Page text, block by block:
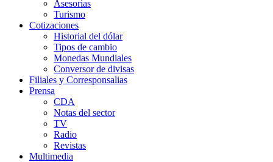
Asesorias
Turismo
Cotizaciones
Historial del dólar
Tipos de cambio
Monedas Mundiales
Conversor de divisas
Filiales y Corresponsalias
Prensa
CDA
Notas del sector
TV
Radio
Revistas
Multimedia